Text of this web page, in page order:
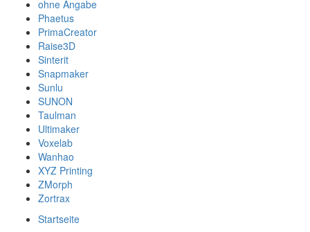
ohne Angabe
Phaetus
PrimaCreator
Raise3D
Sinterit
Snapmaker
Sunlu
SUNON
Taulman
Ultimaker
Voxelab
Wanhao
XYZ Printing
ZMorph
Zortrax
Startseite